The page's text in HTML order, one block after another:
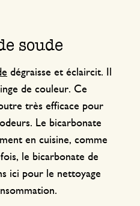
soude
dégraisse et éclaircit. Il
de couleur. Ce
très efficace pour
Le bicarbonate
en cuisine, comme
le bicarbonate de
ici pour le nettoyage